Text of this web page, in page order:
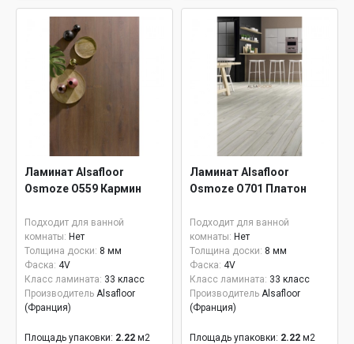
Ламинат Alsafloor
Osmoze О559 Кармин
Подходит для ванной
комнаты: Нет
Толщина доски: 8 мм
Фаска: 4V
Класс ламината: 33 класс
Производитель Alsafloor
(Франция)
Площадь упаковки: 2.22 м2
Ламинат Alsafloor
Osmoze О701 Платон
Подходит для ванной
комнаты: Нет
Толщина доски: 8 мм
Фаска: 4V
Класс ламината: 33 класс
Производитель Alsafloor
(Франция)
Площадь упаковки: 2.22 м2